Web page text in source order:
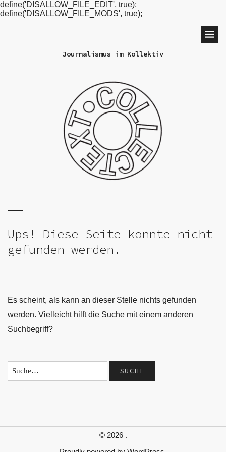
define('DISALLOW_FILE_EDIT', true);
define('DISALLOW_FILE_MODS', true);
Journalismus im Kollektiv
Ups! Diese Seite konnte nicht
gefunden werden.
Es scheint, als kann an dieser Stelle nichts gefunden
werden. Vielleicht hilft die Suche mit einem anderen
Suchbegriff?
© 2026 .